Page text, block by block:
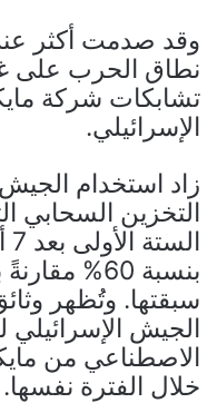
وقد صدمت أكثر
نطاق الحرب على
تشابكات شركة
الإسرائيلي.
زاد استخدام
التخزين السحابي
بنسبة 60%
سبقتها. وتُظهر
الجيش الإسرائيلي
الاصطناعي من
خلال الفترة نفسها.